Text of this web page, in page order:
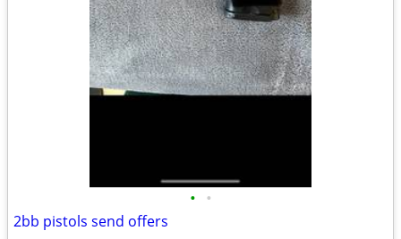
• •
2bb pistols send offers